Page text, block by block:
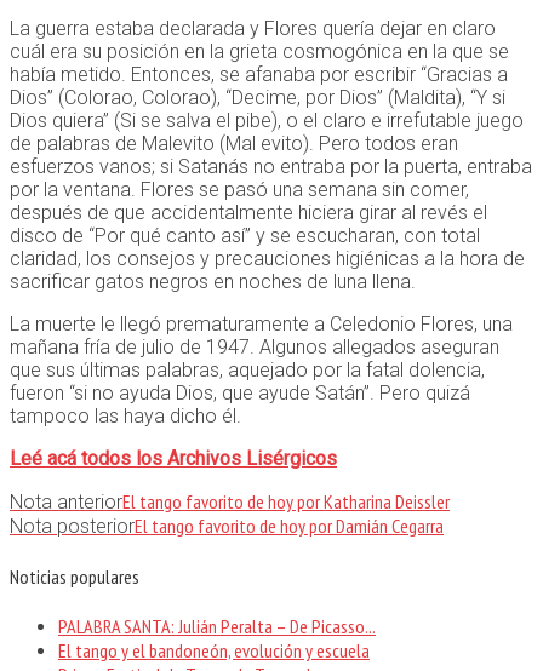
La guerra estaba declarada y Flores quería dejar en claro
cuál era su posición en la grieta cosmogónica en la que se
había metido. Entonces, se afanaba por escribir “Gracias a
Dios” (Colorao, Colorao), “Decime, por Dios” (Maldita), “Y si
Dios quiera” (Si se salva el pibe), o el claro e irrefutable juego
de palabras de Malevito (Mal evito). Pero todos eran
esfuerzos vanos; si Satanás no entraba por la puerta, entraba
por la ventana. Flores se pasó una semana sin comer,
después de que accidentalmente hiciera girar al revés el
disco de “Por qué canto así” y se escucharan, con total
claridad, los consejos y precauciones higiénicas a la hora de
sacrificar gatos negros en noches de luna llena.
La muerte le llegó prematuramente a Celedonio Flores, una
mañana fría de julio de 1947. Algunos allegados aseguran
que sus últimas palabras, aquejado por la fatal dolencia,
fueron “si no ayuda Dios, que ayude Satán”. Pero quizá
tampoco las haya dicho él.
Leé acá todos los Archivos Lisérgicos
Nota anteriorEl tango favorito de hoy por Katharina Deissler
Nota posteriorEl tango favorito de hoy por Damián Cegarra
Noticias populares
PALABRA SANTA: Julián Peralta – De Picasso...
El tango y el bandoneón, evolución y escuela